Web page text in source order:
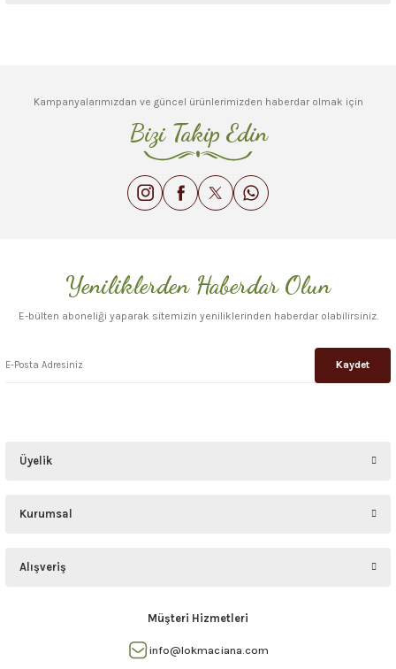
Ürün açıklamasında eksik bilgiler bulunuyor.
Ürün bilgilerinde hatalar bulunuyor.
Ürün fiyatı diğer sitelerden daha pahalı.
Gönder
Kampanyalarımızdan ve güncel ürünlerimizden haberdar olmak için
Bizi Takip Edin
Yeniliklerden Haberdar Olun
E-bülten aboneliği yaparak sitemizin yeniliklerinden haberdar olabilirsiniz.
Kaydet
Üyelik
Kurumsal
Alışveriş
Müşteri Hizmetleri
info@lokmaciana.com